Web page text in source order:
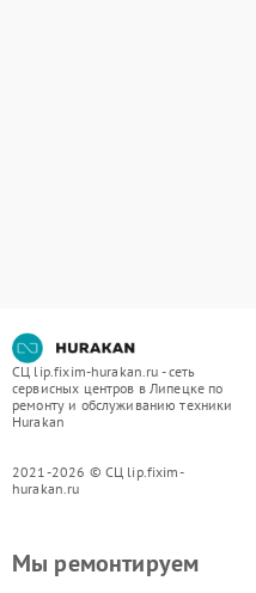
СЦ lip.fixim-hurakan.ru - сеть
сервисных центров в Липецке по
ремонту и обслуживанию техники
Hurakan
2021-2026 © СЦ lip.fixim-
hurakan.ru
Мы ремонтируем